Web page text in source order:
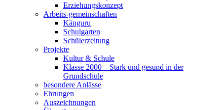
Erziehungskonzept
Arbeits-gemeinschaften
Känguru
Schulgarten
Schülerzeitung
Projekte
Kultur & Schule
Klasse 2000 – Stark und gesund in der
Grundschule
besondere Anlässe
Ehrungen
Auszeichnungen